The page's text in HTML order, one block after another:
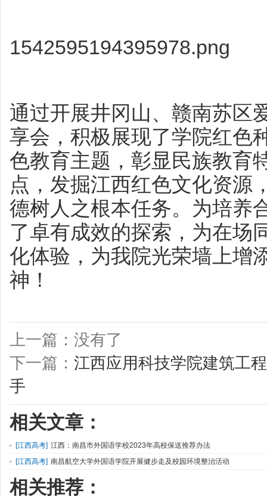
1542595194395978.png
通过开展井冈山、赣南苏区
享会，积极展现了学院红色
色教育主题，彰显民族教育
点，发掘江西红色文化资源
德树人之根本任务。为培养
了卓有成效的探索，为在场
化体验，为我院光荣墙上增
神！
上一篇：没有了
下一篇： 江西应用科技学院建筑工
手
相关文章：
[江西高考] 江西：南昌市外国语学校2023年高校保送推荐办法
[江西高考] 南昌航空大学外国语学院开展健步走及校园环境整治活动
相关推荐：